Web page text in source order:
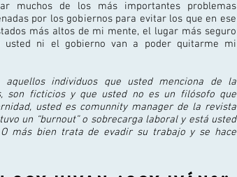
muchos de los más importantes problemas
por los gobiernos para evitar los que en ese
más altos de mi mente, el lugar más seguro
usted ni el gobierno van a poder quitarme mi
aquellos individuos que usted menciona de la
son ficticios y que usted no es un filósofo que
usted es comunnity manager de la revista
un “burnout” o sobrecarga laboral y está usted
más bien trata de evadir su trabajo y se hace